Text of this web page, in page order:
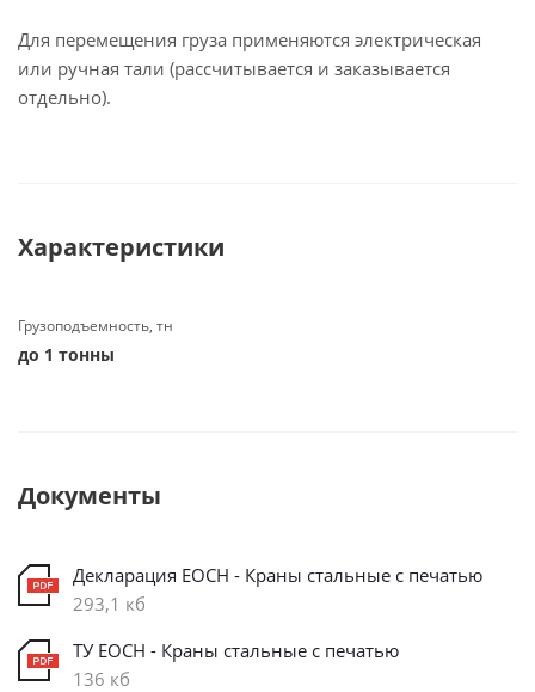
Для перемещения груза применяются электрическая
или ручная тали (рассчитывается и заказывается
отдельно).
Характеристики
Грузоподъемность, тн
до 1 тонны
Документы
Декларация ЕОСН - Краны стальные с печатью
293,1 кб
ТУ ЕОСН - Краны стальные с печатью
136 кб